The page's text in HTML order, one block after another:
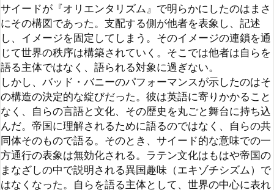
語る主体ではなく、語られる対象に過ぎない。
しかし、バッド・バニーのパフォーマンスが示したのはそ
の構造の決定的な綻びだった。彼は英語に寄りかかること
なく、自らの言語と文化、その歴史を丸ごと舞台に持ち込
んだ。帝国に理解されるために語るのではなく、自らの共
同体そのもので語る。そのとき、サイード的な意味での一
方通行の表象は無効化される。ラテン文化はもはや帝国の
まなざしの中で説明される異国趣味（エキゾチシズム）で
はなくなった。自らを語る主体として、世界の中心に表れ
たのだ。
過去を振り返ってみよう。アメリカにおけるラテン音楽の
存在感を語るとき、カルロス・サンタナの功績は否定し得
ない。しかし同時に、サンタナの時代のラテン音楽が依然
として「帝国」の制度の内側にあったことも直視すべきで